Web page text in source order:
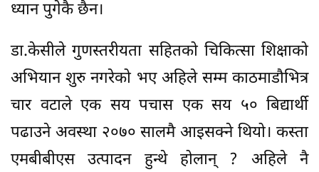
ध्यान पुगेकै छैन।
डा.केसीले गुणस्तरीयता सहितको चिकित्सा शिक्षाको
अभियान शुरु नगरेको भए अहिले सम्म काठमाडौभित्र
चार वटाले एक सय पचास एक सय ५० बिद्यार्थी
पढाउने अवस्था २०७० सालमै आइसक्ने थियो। कस्ता
एमबीबीएस उत्पादन हुन्थे होलान् ? अहिले नै